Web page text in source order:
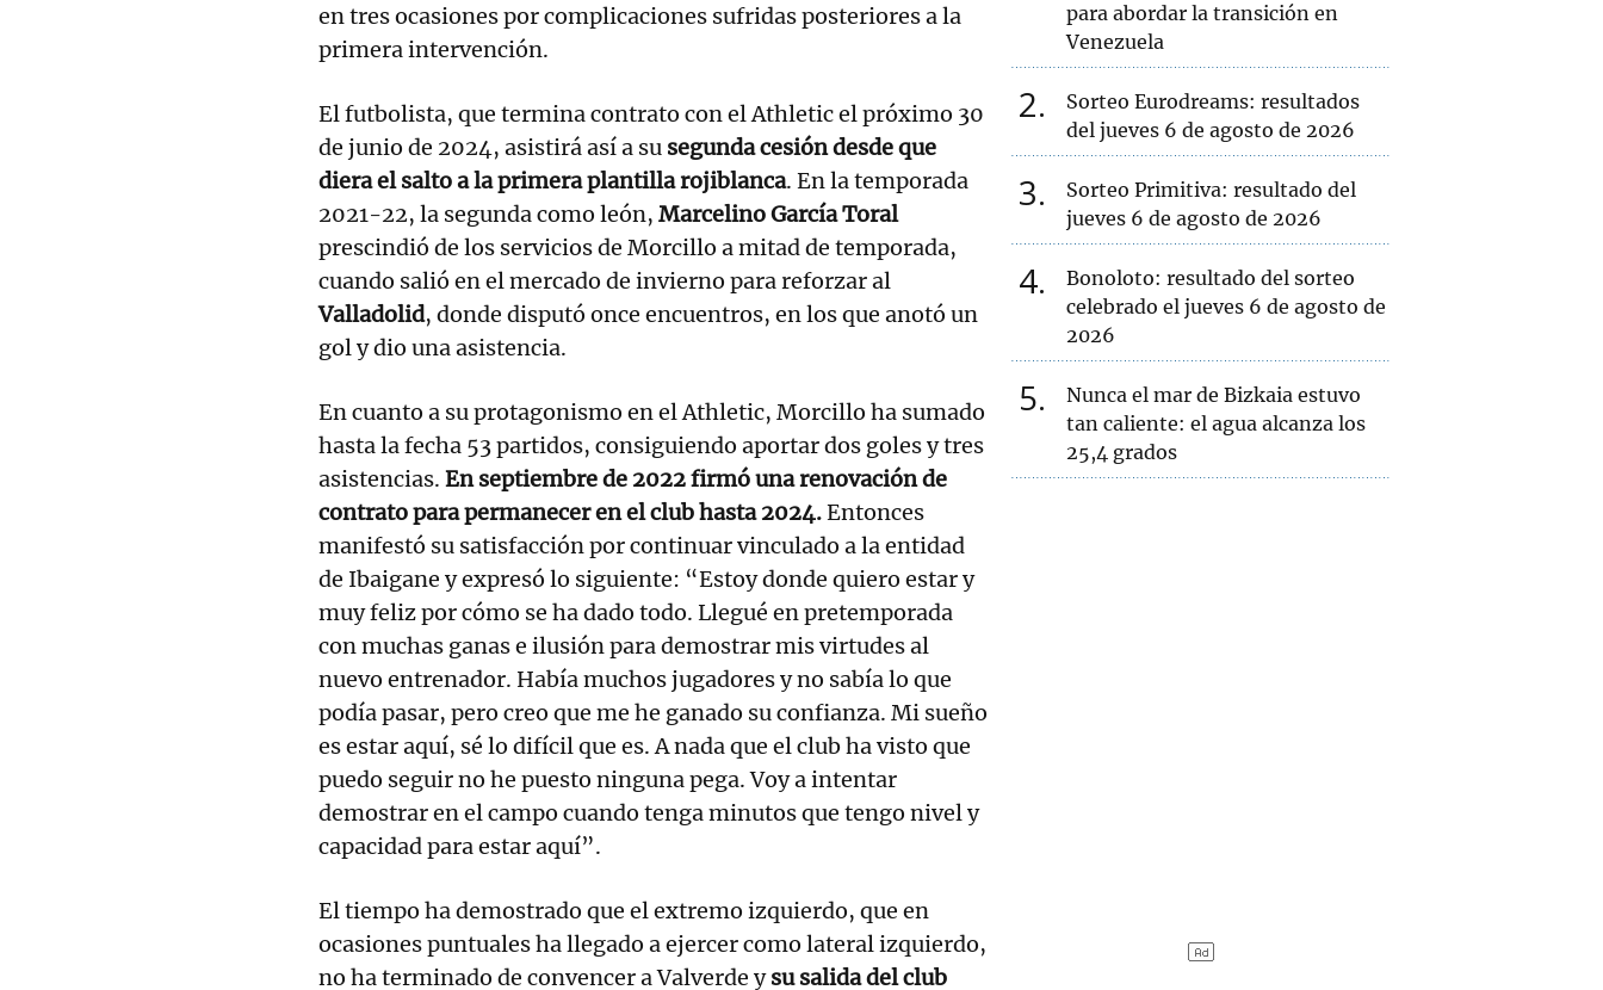
en tres ocasiones por complicaciones sufridas posteriores a la
primera intervención.
El futbolista, que termina contrato con el Athletic el próximo 30
de junio de 2024, asistirá así a su segunda cesión desde que
diera el salto a la primera plantilla rojiblanca. En la temporada
2021-22, la segunda como león, Marcelino García Toral
prescindió de los servicios de Morcillo a mitad de temporada,
cuando salió en el mercado de invierno para reforzar al
Valladolid, donde disputó once encuentros, en los que anotó un
gol y dio una asistencia.
En cuanto a su protagonismo en el Athletic, Morcillo ha sumado
hasta la fecha 53 partidos, consiguiendo aportar dos goles y tres
asistencias. En septiembre de 2022 firmó una renovación de
contrato para permanecer en el club hasta 2024.Entonces
manifestó su satisfacción por continuar vinculado a la entidad
de Ibaigane y expresó lo siguiente: “Estoy donde quiero estar y
muy feliz por cómo se ha dado todo. Llegué en pretemporada
con muchas ganas e ilusión para demostrar mis virtudes al
nuevo entrenador. Había muchos jugadores y no sabía lo que
podía pasar, pero creo que me he ganado su confianza. Mi sueño
es estar aquí, sé lo difícil que es. A nada que el club ha visto que
puedo seguir no he puesto ninguna pega. Voy a intentar
demostrar en el campo cuando tenga minutos que tengo nivel y
capacidad para estar aquí”.
El tiempo ha demostrado que el extremo izquierdo, que en
ocasiones puntuales ha llegado a ejercer como lateral izquierdo,
no ha terminado de convencer a Valverde ysu salida del club
para abordar la transición en
Venezuela
2
Sorteo Eurodreams: resultados
del jueves 6 de agosto de 2026
3
Sorteo Primitiva: resultado del
jueves 6 de agosto de 2026
4
Bonoloto: resultado del sorteo
celebrado el jueves 6 de agosto de
2026
5
Nunca el mar de Bizkaia estuvo
tan caliente: el agua alcanza los
25,4 grados